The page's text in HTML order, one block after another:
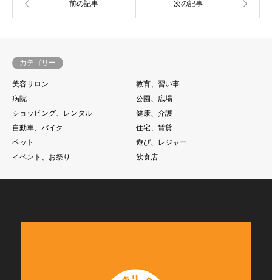
カテゴリー
美容サロン
教育、習い事
病院
公園、広場
ショッピング、レンタル
健康、介護
自動車、バイク
住宅、賃貸
ペット
遊び、レジャー
イベント、お祭り
飲食店